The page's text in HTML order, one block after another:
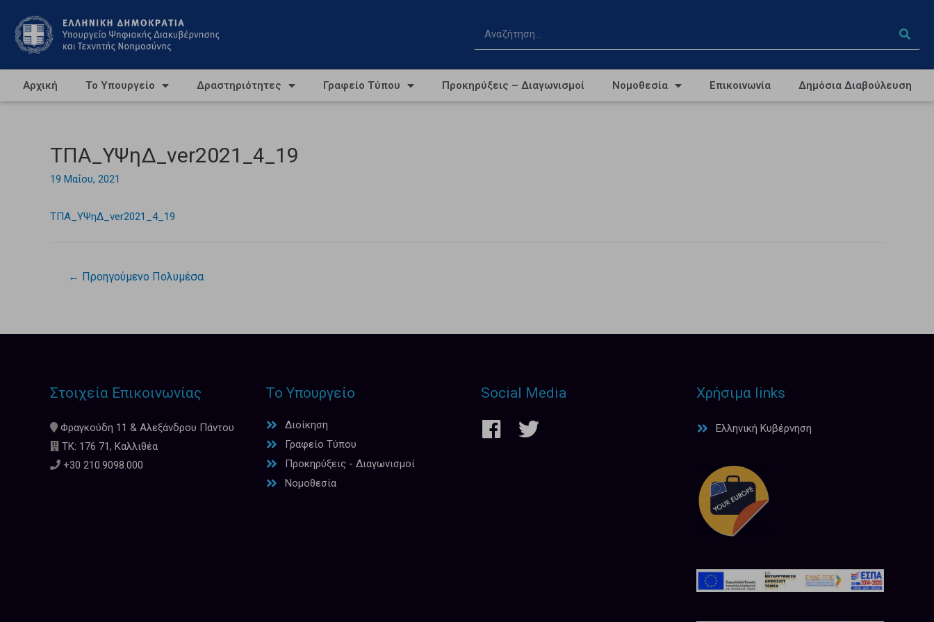
Αρχική Το Υπουργείο Δραστηριότητες Γραφείο Τύπου Προκηρύξεις – Διαγωνισμοί Νομοθεσία Επικοινωνία Δημόσια Διαβούλευση
ΤΠΑ_ΥΨηΔ_ver2021_4_19
19 Μαΐου, 2021
ΤΠΑ_ΥΨηΔ_ver2021_4_19
← Προηγούμενο Πολυμέσα
Στοιχεία Επικοινωνίας
Φραγκούδη 11 & Αλεξάνδρου Πάντου
ΤΚ: 176 71, Καλλιθέα
+30 210.9098.000
Το Υπουργείο
Διοίκηση
Γραφείο Τύπου
Προκηρύξεις - Διαγωνισμοί
Νομοθεσία
Social Media Χρήσιμα links
Ελληνική Κυβέρνηση